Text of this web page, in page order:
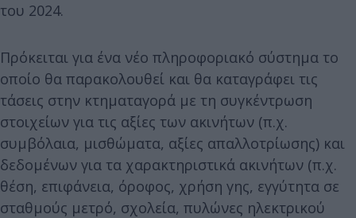
του 2024.
Πρόκειται για ένα νέο πληροφοριακό σύστημα το
οποίο θα παρακολουθεί και θα καταγράφει τις
τάσεις στην κτηματαγορά με τη συγκέντρωση
στοιχείων για τις αξίες των ακινήτων (π.χ.
συμβόλαια, μισθώματα, αξίες απαλλοτρίωσης) και
δεδομένων για τα χαρακτηριστικά ακινήτων (π.χ.
θέση, επιφάνεια, όροφος, χρήση γης, εγγύτητα σε
σταθμούς μετρό, σχολεία, πυλώνες ηλεκτρικού